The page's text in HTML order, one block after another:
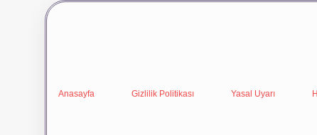
Anasayfa Gizlilik Politikası Yasal Uyarı